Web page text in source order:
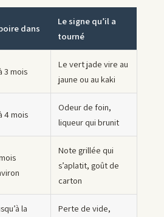
dans
Le signe qu’il a
tourné
3 mois
Le vert jade vire au
jaune ou au kaki
4 mois
Odeur de foin,
liqueur qui brunit
Note grillée qui
s’aplatit, goût de
carton
la
Perte de vide,